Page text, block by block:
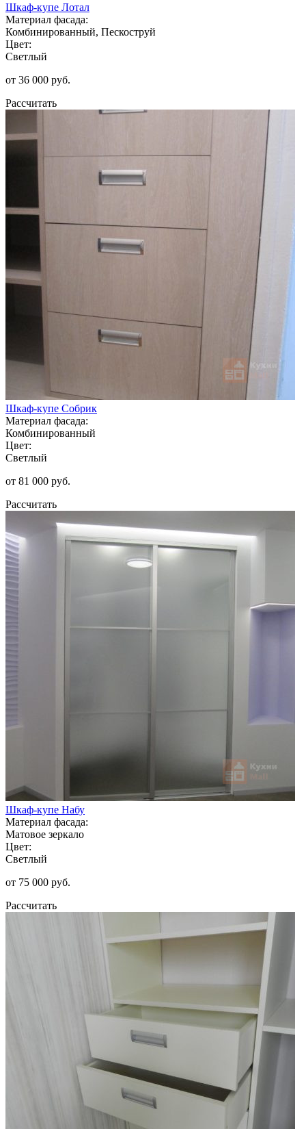
Шкаф-купе Лотал
Материал фасада:
Комбинированный, Пескоструй
Цвет:
Светлый
от 36 000 руб.
Рассчитать
Шкаф-купе Собрик
Материал фасада:
Комбинированный
Цвет:
Светлый
от 81 000 руб.
Рассчитать
Шкаф-купе Набу
Материал фасада:
Матовое зеркало
Цвет:
Светлый
от 75 000 руб.
Рассчитать